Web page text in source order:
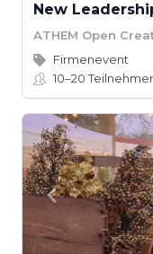
ATHEM Open
Firmenevent
10–20Teilnehmer